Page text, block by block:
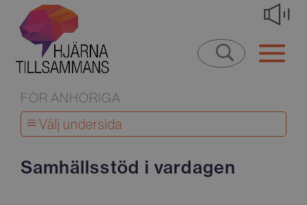
FÖR ANHÖRIGA
Välj undersida
Samhällsstöd i vardagen